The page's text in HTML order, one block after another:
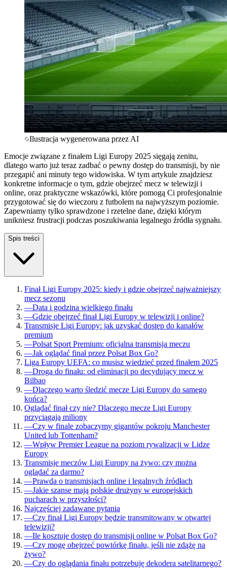
Ilustracja wygenerowana przez AI
Emocje związane z finałem Ligi Europy 2025 sięgają zenitu,
dlatego warto już teraz zadbać o pewny dostęp do transmisji, by nie
przegapić ani minuty tego widowiska. W tym artykule znajdziesz
konkretne informacje o tym, gdzie obejrzeć mecz w telewizji i
online, oraz praktyczne wskazówki, które pomogą Ci profesjonalnie
przygotować się do wieczoru z futbolem na najwyższym poziomie.
Zapewniamy tylko sprawdzone i rzetelne dane, dzięki którym
unikniesz frustracji podczas poszukiwania legalnego źródła sygnału.
Spis treści
Finał Ligi Europy 2025: kiedy i gdzie obejrzeć najważniejszy
mecz sezonu
—Data i godzina wielkiego finału
—Gdzie obejrzeć finał Ligi Europy w telewizji i online?
Transmisje Ligi Europy: jak uzyskać dostęp do kanałów
premium
—Polsat Sport Premium: oficjalna transmisja meczu
—Jak oglądać finał przez Polsat Box Go?
Liga Europy UEFA: co musisz wiedzieć przed finałem 2025
—Droga do finału: od eliminacji po decydujący mecz w
Bilbao
—Dlaczego warto śledzić mecze Ligi Europy do samego
końca?
Oglądać finał czy nie? Dlaczego mecze Ligi Europy
przyciągają miliony
—Czy w finale zobaczymy gigantów pokroju Manchester
United lub Tottenham?
—Wpływ Premier League na poziom rywalizacji w Lidze
Europy
Transmisje meczów Ligi Europy na żywo: czy można
oglądać za darmo?
—Prawda o transmisjach online i legalnych źródłach
—Jakie szanse mają polskie drużyny w europejskich
pucharach w przyszłości?
Najczęściej zadawane pytania
—Czy finał Ligi Europy będzie transmitowany w otwartej
telewizji?
—Ile kosztuje dostęp do transmisji online w Polsat Box Go?
—Czy mogę obejrzeć powtórkę finału, jeśli nie zdążę na
żywo?
—Czy do oglądania finału potrzebuję dekodera satelitarnego?